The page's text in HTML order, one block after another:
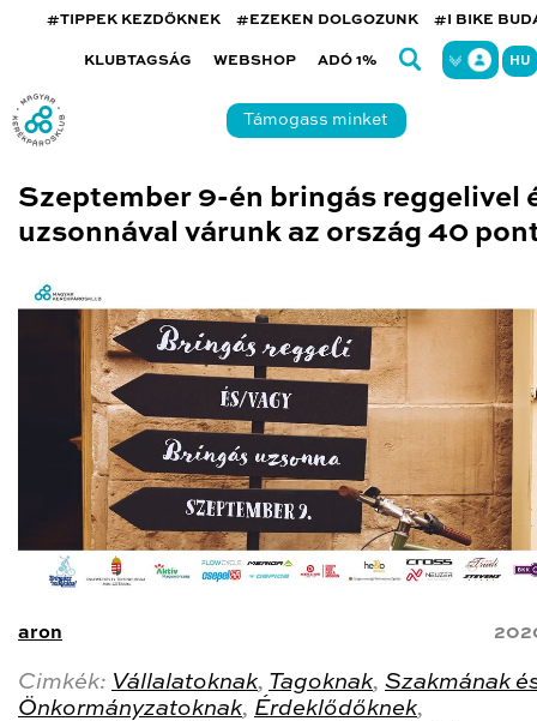
#TIPPEK KEZDŐKNEK #EZEKEN DOLGOZUNK #I BIKE
KLUBTAGSÁG WEBSHOP ADÓ 1% HU
Támogass minket
Szeptember 9-én bringás reggelivel
uzsonnával várunk az ország 40
aron
Cimkék: Vállalatoknak, Tagoknak, Szakmának
Önkormányzatoknak, Érdeklődőknek,